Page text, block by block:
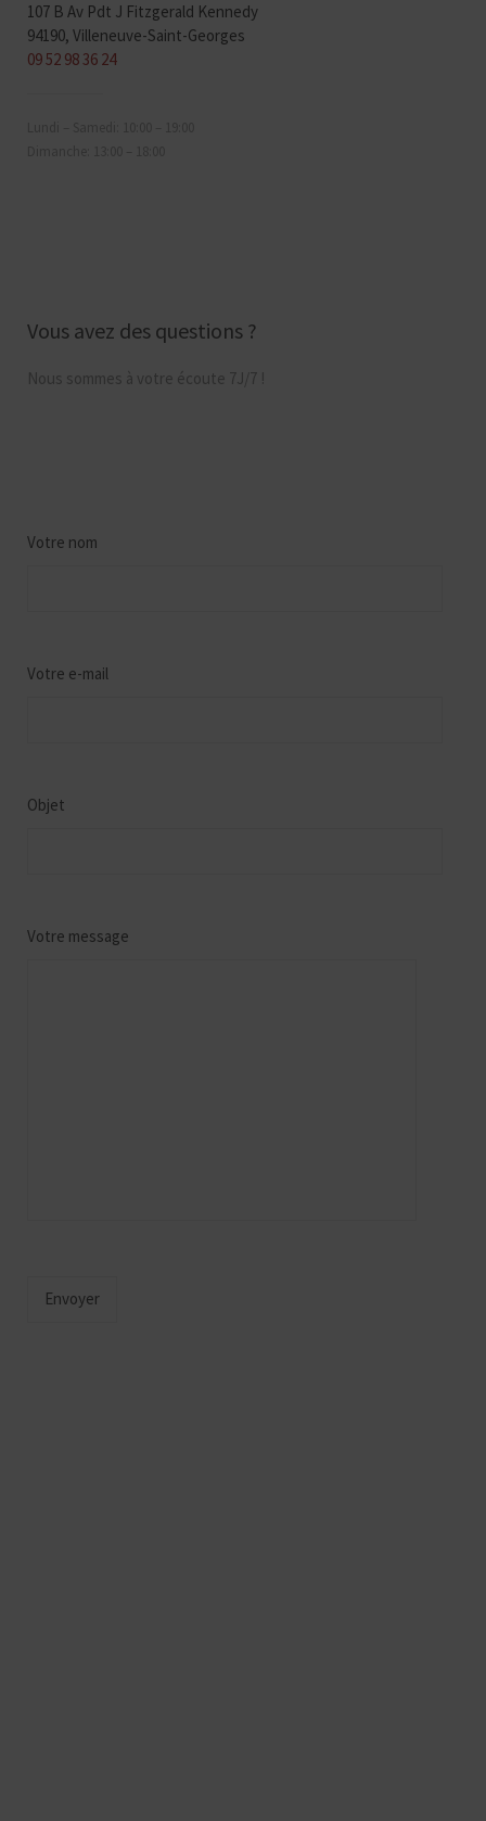
107 B Av Pdt J Fitzgerald Kennedy
94190, Villeneuve-Saint-Georges
09 52 98 36 24
Vous avez des questions ?
Nous sommes à votre écoute 7J/7 !
Votre nom
Votre e-mail
Objet
Votre message